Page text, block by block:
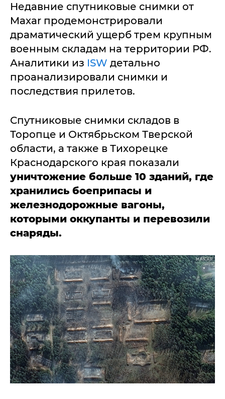
Недавние спутниковые снимки от
Maxar продемонстрировали
драматический ущерб трем крупным
военным складам на территории РФ.
Аналитики из ISW детально
проанализировали снимки и
последствия прилетов.
Спутниковые снимки складов в
Торопце и Октябрьском Тверской
области, а также в Тихорецке
Краснодарского края показали
уничтожение больше 10 зданий, где
хранились боеприпасы и
железнодорожные вагоны,
которыми оккупанты и перевозили
снаряды.